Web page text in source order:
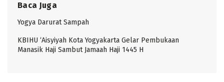
Baca Juga
Yogya Darurat Sampah
KBIHU ‘Aisyiyah Kota Yogyakarta Gelar Pembukaan
Manasik Haji Sambut Jamaah Haji 1445 H